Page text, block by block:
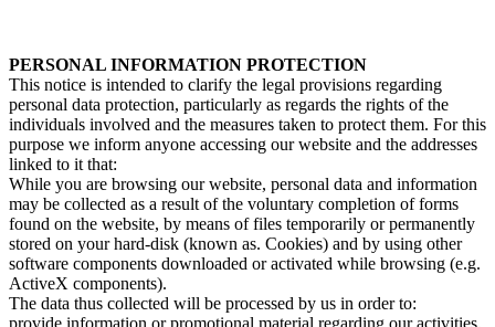
PERSONAL INFORMATION PROTECTION
This notice is intended to clarify the legal provisions regarding
personal data protection, particularly as regards the rights of the
individuals involved and the measures taken to protect them. For this
purpose we inform anyone accessing our website and the addresses
linked to it that:
While you are browsing our website, personal data and information
may be collected as a result of the voluntary completion of forms
found on the website, by means of files temporarily or permanently
stored on your hard-disk (known as. Cookies) and by using other
software components downloaded or activated while browsing (e.g.
ActiveX components).
The data thus collected will be processed by us in order to:
provide information or promotional material regarding our activities,